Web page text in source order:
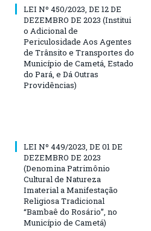
LEI Nº 450/2023, DE 12 DE
DEZEMBRO DE 2023 (Institui
o Adicional de
Periculosidade Aos Agentes
de Trânsito e Transportes do
Município de Cametá, Estado
do Pará, e Dá Outras
Providências)
LEI Nº 449/2023, DE 01 DE
DEZEMBRO DE 2023
(Denomina Patrimônio
Cultural de Natureza
Imaterial a Manifestação
Religiosa Tradicional
“Bambaê do Rosário”, no
Município de Cametá)